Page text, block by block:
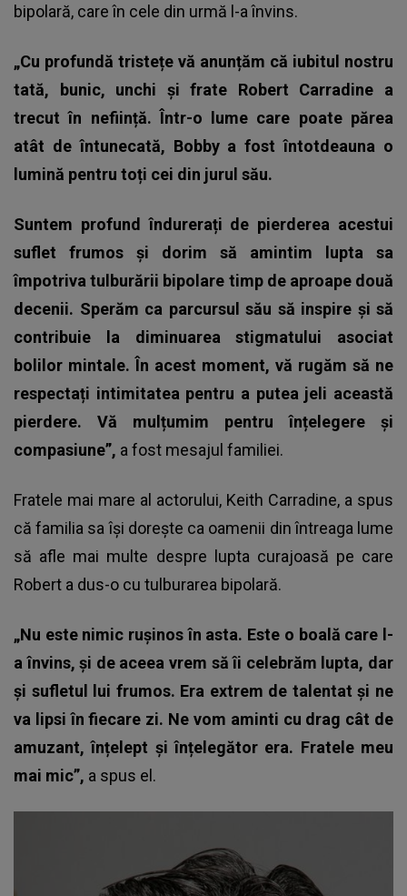
bipolară, care în cele din urmă l-a învins.
„Cu profundă tristețe vă anunțăm că iubitul nostru
tată, bunic, unchi și frate Robert Carradine a
trecut în neființă. Într-o lume care poate părea
atât de întunecată, Bobby a fost întotdeauna o
lumină pentru toți cei din jurul său.
Suntem profund îndurerați de pierderea acestui
suflet frumos și dorim să amintim lupta sa
împotriva tulburării bipolare timp de aproape două
decenii. Sperăm ca parcursul său să inspire și să
contribuie la diminuarea stigmatului asociat
bolilor mintale. În acest moment, vă rugăm să ne
respectați intimitatea pentru a putea jeli această
pierdere. Vă mulțumim pentru înțelegere și
compasiune”, a fost mesajul familiei.
Fratele mai mare al actorului, Keith Carradine, a spus
că familia sa își dorește ca oamenii din întreaga lume
să afle mai multe despre lupta curajoasă pe care
Robert a dus-o cu tulburarea bipolară.
„Nu este nimic rușinos în asta. Este o boală care l-
a învins, și de aceea vrem să îi celebrăm lupta, dar
și sufletul lui frumos. Era extrem de talentat și ne
va lipsi în fiecare zi. Ne vom aminti cu drag cât de
amuzant, înțelept și înțelegător era. Fratele meu
mai mic”, a spus el.